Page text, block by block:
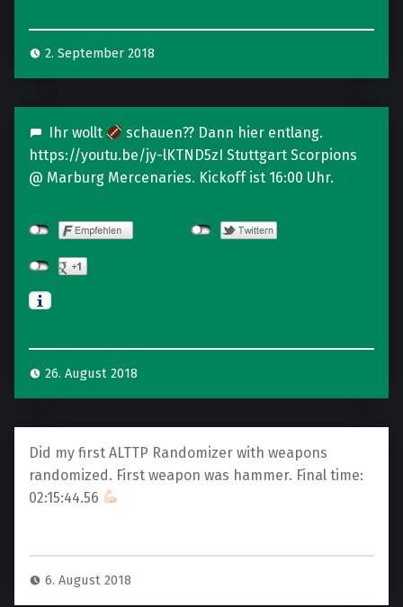
,
a
n
d
I
n
d
s
r
i
l
–
C
e
m
e
t
C
2. September 2018
Ihr wollt
schauen?? Dann hier entlang.
https://youtu.be/jy-lKTND5zI Stuttgart Scorpions
@ Marburg Mercenaries. Kickoff ist 16:00 Uhr.
26. August 2018
Did my first ALTTP Randomizer with weapons
randomized. First weapon was hammer. Final time:
02:15:44.56
6. August 2018